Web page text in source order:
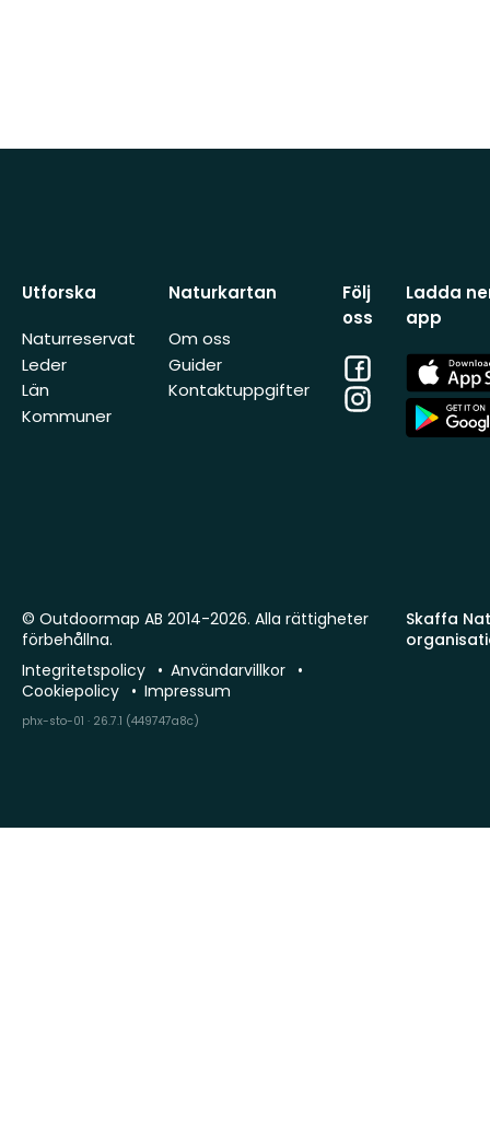
Utforska
Naturreservat
Leder
Län
Kommuner
Naturkartan
Om oss
Guider
Kontaktuppgifter
Följ
oss
Facebook
Instagram
Ladda
app
App
Store
App
Store
Skaffa
© Outdoormap AB 2014-2026. Alla rättigheter
förbehållna.
Integritetspolicy
Användarvillkor
Cookiepolicy
Impressum
phx-sto-01 · 26.7.1 (449747a8c)